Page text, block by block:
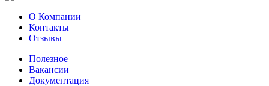
О Компании
Контакты
Отзывы
Полезное
Вакансии
Документация